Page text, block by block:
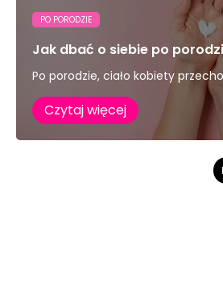
PO PORODZIE
Jak dbać o siebie po
Po porodzie, ciało kobiety
Czytaj więcej